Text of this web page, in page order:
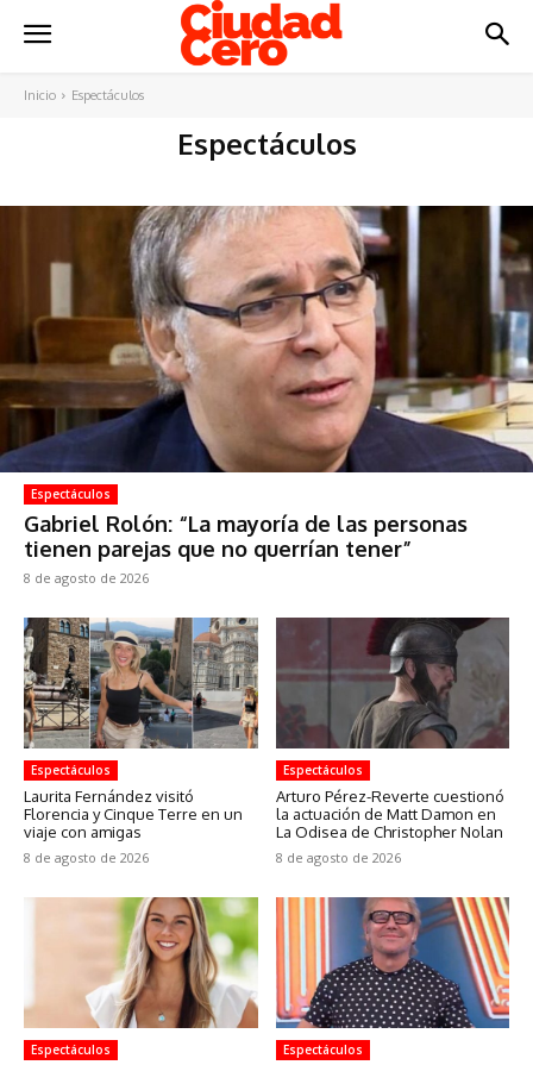
Inicio Espectáculos
Espectáculos
Espectáculos
Gabriel Rolón: “La mayoría de las personas
tienen parejas que no querrían tener”
8 de agosto de 2026
Espectáculos
Laurita Fernández visitó
Florencia y Cinque Terre en un
viaje con amigas
8 de agosto de 2026
Espectáculos
Arturo Pérez-Reverte cuestionó
la actuación de Matt Damon en
La Odisea de Christopher Nolan
8 de agosto de 2026
Espectáculos Espectáculos